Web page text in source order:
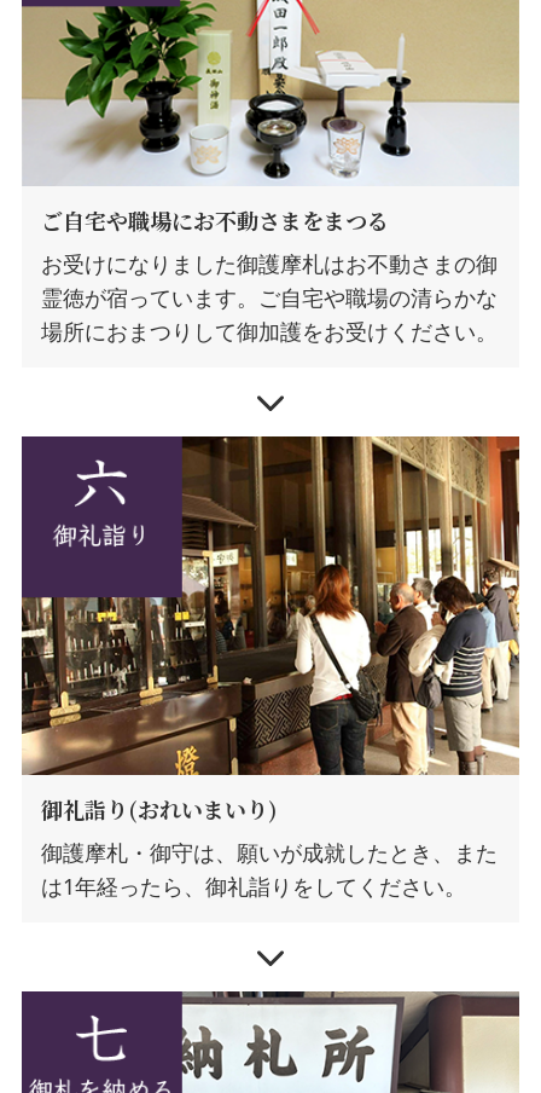
ご自宅や職場にお不動さまをまつる
お受けになりました御護摩札はお不動さまの御
霊徳が宿っています。ご自宅や職場の清らかな
場所におまつりして御加護をお受けください。
御礼詣り(おれいまいり)
御護摩札・御守は、願いが成就したとき、また
は1年経ったら、御礼詣りをしてください。